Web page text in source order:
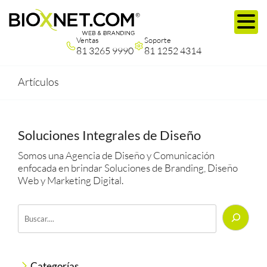
Ventas
81 3265 9990
Soporte
81 1252 4314
Artículos
Soluciones Integrales de Diseño
Somos una Agencia de Diseño y Comunicación
enfocada en brindar Soluciones de Branding, Diseño
Web y Marketing Digital.
Buscar